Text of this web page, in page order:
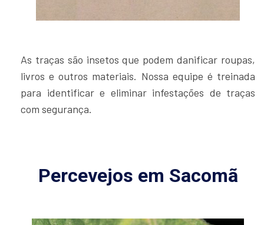
As traças são insetos que podem danificar roupas,
livros e outros materiais. Nossa equipe é treinada
para identificar e eliminar infestações de traças
com segurança.
Percevejos em Sacomã